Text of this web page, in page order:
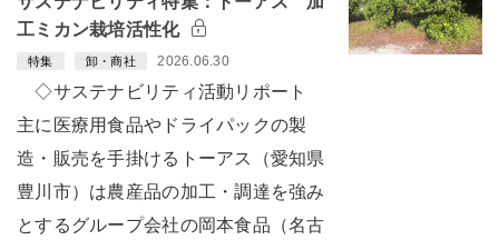
工ミカン栽培活性化
特集 卸・商社 2026.06.30
◇サステナビリティ活動リポート
主に医療用食品やドライパックの製
造・販売を手掛けるトーアス（愛知県
豊川市）は農産品の加工・調達を強み
とするグループ会社の岡本食品（名古